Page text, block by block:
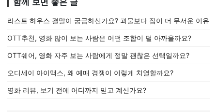
함께 보면 좋은 글
라스트 하우스 결말이 궁금하신가요? 괴물보다 집이 더 무서운 이유
OTT추천, 영화 많이 보는 사람은 어떤 조합이 덜 아까울까요?
OTT쉐어, 영화 자주 보는 사람에게 정말 괜찮은 선택일까요?
오디세이 아이맥스, 왜 예매 경쟁이 이렇게 치열할까요?
영화 리뷰, 보기 전에 어디까지 믿고 계신가요?